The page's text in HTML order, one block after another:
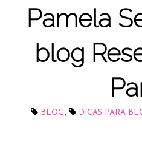
Pamela
blog
BLOG, DICAS PARA